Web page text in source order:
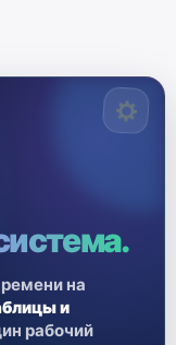
на
и
рабочий